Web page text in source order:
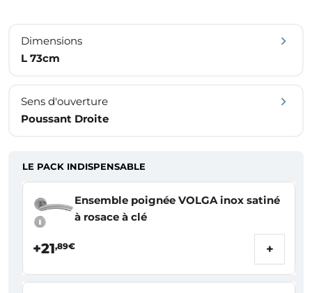
Dimensions
L 73cm
Sens d'ouverture
Poussant Droite
LE PACK INDISPENSABLE
Ensemble poignée VOLGA inox satiné
à rosace à clé
+21,89€ +